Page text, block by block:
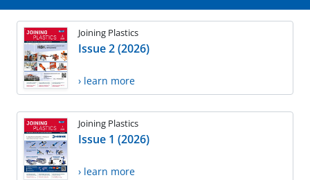
Joining Plastics
Issue 2 (2026)
› learn more
Joining Plastics
Issue 1 (2026)
› learn more